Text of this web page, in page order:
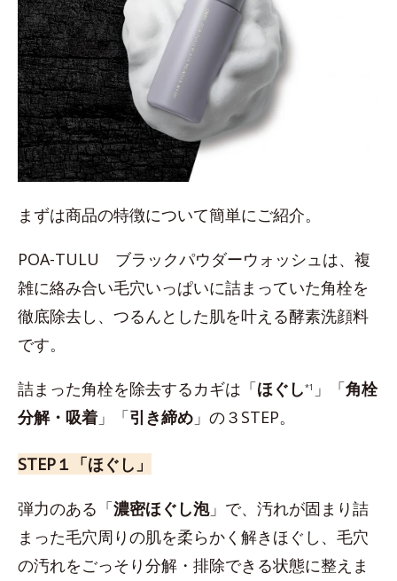
まずは商品の特徴について簡単にご紹介。
POA-TULU ブラックパウダーウォッシュは、複
雑に絡み合い毛穴いっぱいに詰まっていた角栓を
徹底除去し、つるんとした肌を叶える酵素洗顔料
です。
詰まった角栓を除去するカギは「ほぐし*1 」「角栓
分解・吸着 」「引き締め 」の３STEP。
STEP１「ほぐし」
弾力のある「濃密ほぐし泡」で、汚れが固まり詰
まった毛穴周りの肌を柔らかく解きほぐし、毛穴
の汚れをごっそり分解・排除できる状態に整えま